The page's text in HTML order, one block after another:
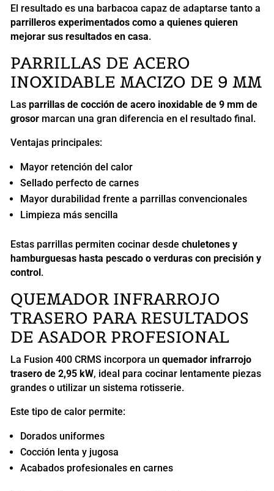
El resultado es una barbacoa capaz de adaptarse tanto a
parrilleros experimentados como a quienes quieren
mejorar sus resultados en casa.
PARRILLAS DE ACERO
INOXIDABLE MACIZO DE 9 MM
Las parrillas de cocción de acero inoxidable de 9 mm de
grosormarcan una gran diferencia en el resultado final.
Ventajas principales:
Mayor retención del calor
Sellado perfecto de carnes
Mayor durabilidad frente a parrillas convencionales
Limpieza más sencilla
Estas parrillas permiten cocinar desde chuletones y
hamburguesas hasta pescado o verduras con precisión y
control.
QUEMADOR INFRARROJO
TRASERO PARA RESULTADOS
DE ASADOR PROFESIONAL
La Fusion 400 CRMS incorpora un quemador infrarrojo
trasero de 2,95 kW, ideal para cocinar lentamente piezas
grandes o utilizar un sistema rotisserie.
Este tipo de calor permite:
Dorados uniformes
Cocción lenta y jugosa
Acabados profesionales en carnes